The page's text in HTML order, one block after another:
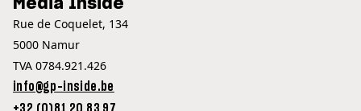
Media Inside
Rue de Coquelet, 134
5000 Namur
TVA 0784.921.426
info@gp-inside.be